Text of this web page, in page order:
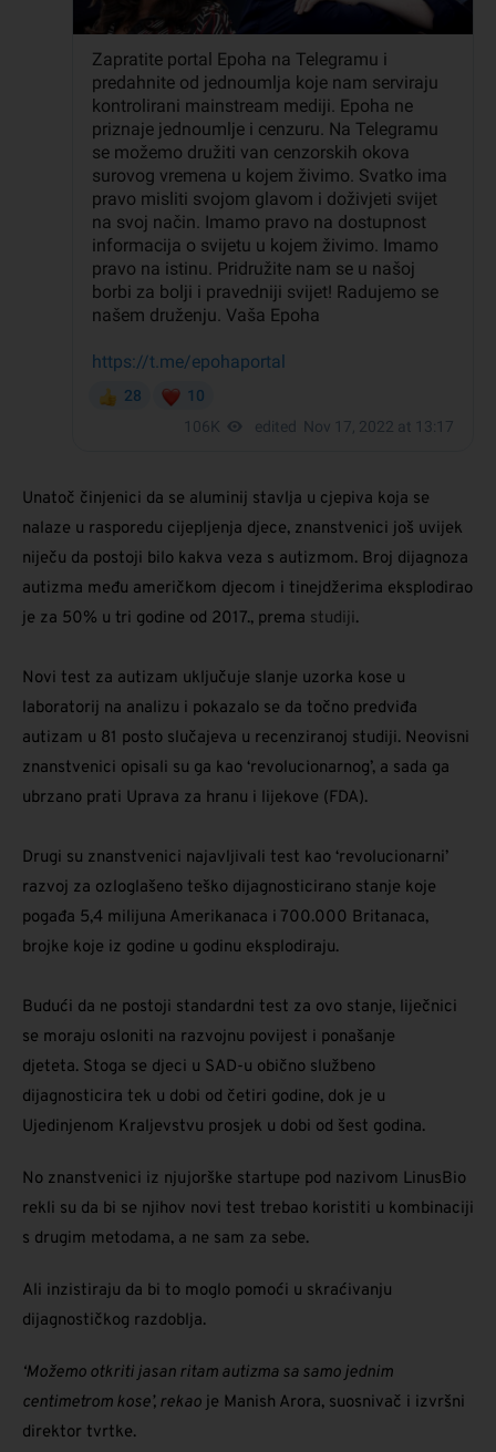
Unatoč činjenici da se aluminij stavlja u cjepiva koja se
nalaze u rasporedu cijepljenja djece, znanstvenici još uvijek
niječu da postoji bilo kakva veza s autizmom. Broj dijagnoza
autizma među američkom djecom i tinejdžerima eksplodirao
je za 50% u tri godine od 2017., prema studiji.
Novi test za autizam uključuje slanje uzorka kose u
laboratorij na analizu i pokazalo se da točno predviđa
autizam u 81 posto slučajeva u recenziranoj studiji. Neovisni
znanstvenici opisali su ga kao ‘revolucionarnog’, a sada ga
ubrzano prati Uprava za hranu i lijekove (FDA).
Drugi su znanstvenici najavljivali test kao ‘revolucionarni’
razvoj za ozloglašeno teško dijagnosticirano stanje koje
pogađa 5,4 milijuna Amerikanaca i 700.000 Britanaca,
brojke koje iz godine u godinu eksplodiraju.
Budući da ne postoji standardni test za ovo stanje, liječnici
se moraju osloniti na razvojnu povijest i ponašanje
djeteta. Stoga se djeci u SAD-u obično službeno
dijagnosticira tek u dobi od četiri godine, dok je u
Ujedinjenom Kraljevstvu prosjek u dobi od šest godina.
No znanstvenici iz njujorške startupe pod nazivom LinusBio
rekli su da bi se njihov novi test trebao koristiti u kombinaciji
s drugim metodama, a ne sam za sebe.
Ali inzistiraju da bi to moglo pomoći u skraćivanju
dijagnostičkog razdoblja.
‘Možemo otkriti jasan ritam autizma sa samo jednim
centimetrom kose’, rekao je Manish Arora, suosnivač i izvršni
direktor tvrtke.